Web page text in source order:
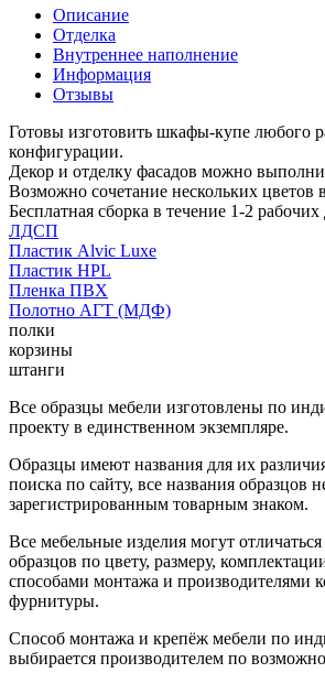
Описание
Отделка
Внутреннее наполнение
Информация
Отзывы
Готовы изготовить шкафы-купе любого
конфигурации.
Декор и отделку фасадов можно
Возможно сочетание нескольких цветов
Бесплатная сборка в течение 1-2 рабочих
ЛДСП
Пластик Alvic Luxe
Пластик HPL
Пленка ПВХ
Полотно АГТ (МДФ)
полки
корзины
штанги
Все образцы мебели изготовлены по
проекту в единственном экземпляре.
Образцы имеют названия для их
поиска по сайту, все названия образцов
зарегистрированным товарным знаком.
Все мебельные изделия могут
образцов по цвету, размеру,
способами монтажа и производителями
фурнитуры.
Способ монтажа и крепёж мебели по
выбирается производителем по